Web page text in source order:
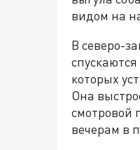
видом на
В северо-
которых
Она
смотровой
вечерам в